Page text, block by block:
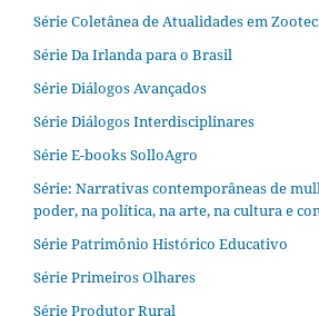
Série Coletânea de Atualidades em
Série Da Irlanda para o Brasil
Série Diálogos Avançados
Série Diálogos Interdisciplinares
Série E-books SolloAgro
Série: Narrativas contemporâneas de
poder, na política, na arte, na cultura e
Série Patrimônio Histórico Educativo
Série Primeiros Olhares
Série Produtor Rural